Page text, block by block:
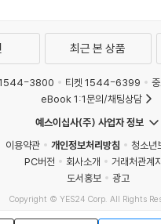
최근 본 상품
1544-3800 티켓 1544-6399
eBook 1:1문의/채팅상담
예스이십사(주) 사업자 정보
이용약관
개인정보처리방침
청소년
PC버전
회사소개
거래처관계
도서홍보
광고
Copyright © YES24 Corp. All Rights